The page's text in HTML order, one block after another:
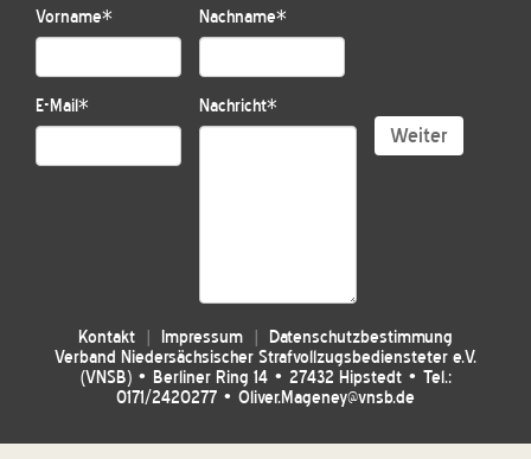
Vorname* Nachname*
E-Mail* Nachricht*
Weiter
Kontakt Impressum
Datenschutzbestimmung
Verband Niedersächsischer Strafvollzugsbediensteter e.V.
(VNSB) • Berliner Ring 14 • 27432 Hipstedt • Tel.:
0171/2420277 • Oliver.Mageney@vnsb.de